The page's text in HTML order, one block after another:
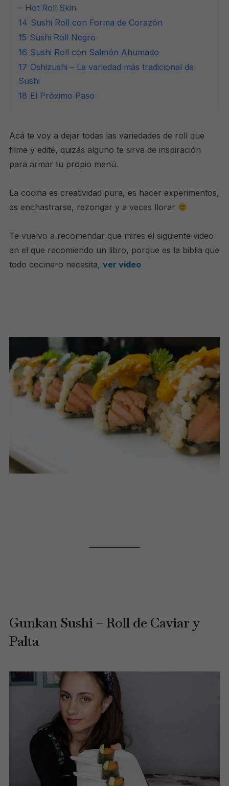
– Hot Roll Skin
14 Sushi Roll con Forma de Corazón
15 Sushi Roll Negro
16 Sushi Roll con Salmón Ahumado
17 Oshizushi – La variedad más tradicional de
Sushi
18 El Próximo Paso
Acá te voy a dejar todas las variedades de roll que
filme y edité, quizás alguno te sirva de inspiración
para armar tu propio menú.
La cocina es creatividad pura, es hacer experimentos,
es enchastrarse, rezongar y a veces llorar
Te vuelvo a recomendar que mires el siguiente video
en el que recomiendo un libro, porque es la biblia que
todo cocinero necesita, ver video
Gunkan Sushi – Roll de Caviar y
Palta